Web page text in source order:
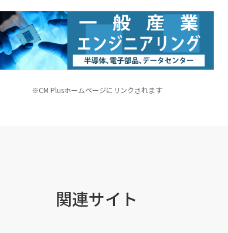
※CM Plusホームページにリンクされます
関連サイト